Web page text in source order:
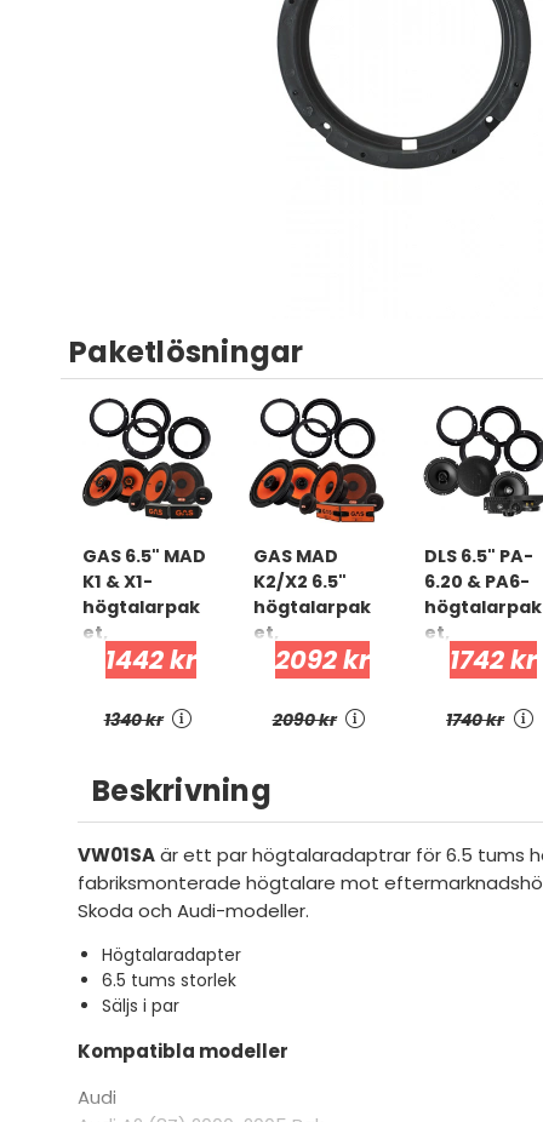
Paketlösningar
GAS 6.5" MAD
K1 & X1-
högtalarpak
et,
Volkswagen
Golf Mk5
1442 kr
1340 kr
GAS MAD
K2/X2 6.5"
högtalarpak
et,
VW/Skoda/S
eat 1997-
2014
2092 kr
2090 kr
DLS 6.5" PA-
6.20 & PA6-
högtalarpak
et,
Volkswagen
Golf Mk5
1742 kr
1740 kr
Beskrivning
VW01SAär ett par högtalaradaptrar för 6.5 tums
fabriksmonterade högtalare mot
Skoda och Audi-modeller.
Högtalaradapter
6.5 tums storlek
Säljs i par
Kompatibla modeller
Audi